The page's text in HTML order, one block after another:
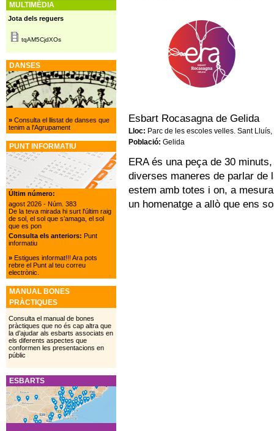
Esbart Rocasagna de Gelida
Lloc: Parc de les escoles velles. Sant Lluís,
Població: Gelida
ERA és una peça de 30
diverses maneres de parlar de
estem amb totes i on, a
un homenatge a allò que ens
MULTIMÈDIA
Jota dels reguers
tqAM5CjdXOs
DANSES
»Consulta el llistat de danses que
tenim a l'Agrupament
PUNT INFORMATIU
Últim número:
agost 2026 - Núm. 383
De la teva mirada hi surt l'últim raig
de sol, el sol que s’amaga, el sol
que es pon
Consulta els anteriors: Punt
informatiu
»Estigues informat!!! Ara pots
rebre el Punt al teu correu
electrònic.
MANUAL BONES
PRÀCTIQUES
Consulta el manual de bones
pràctiques que no és cap altra que
la d’ajudar als esbarts associats en
els diferents aspectes que
conformen les presentacions en
públic
ESBARTS